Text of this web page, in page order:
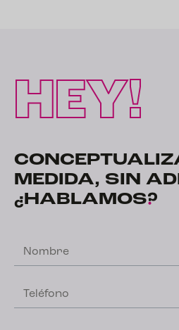
HEY!
MEDIDA, SIN
¿HABLAMOS?
Nombre
Teléfono